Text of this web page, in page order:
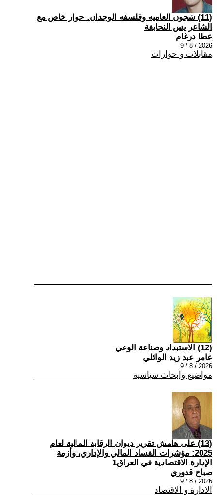
(11) شجون العامية وفلسفة الوجدان: حوار خاص مع
الشاعر يس النحايفة
عطا درغام
2026 / 8 / 9
مقابلات و حوارات
(12) الاستبداد وصناعة الوعي
عامر عبد زيد الوائلي
2026 / 8 / 9
مواضيع وابحاث سياسية
(13) على هامش تقرير ديوان الرقابة المالية لعام
2025: مؤشرات الفساد المالي والإداري، وأزمة
الإدارة الاقتصادية في العراق1
صباح قدوري
2026 / 8 / 9
الادارة و الاقتصاد